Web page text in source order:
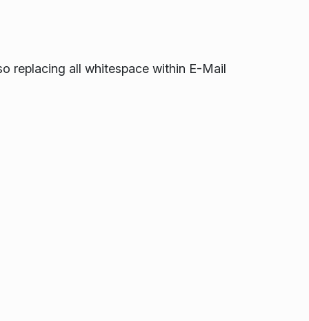
replacing all whitespace within E-Mail